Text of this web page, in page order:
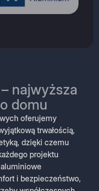
najwyższa
domu
oferujemy
trwałością,
dzięki czemu
projektu
i bezpieczeństwo,